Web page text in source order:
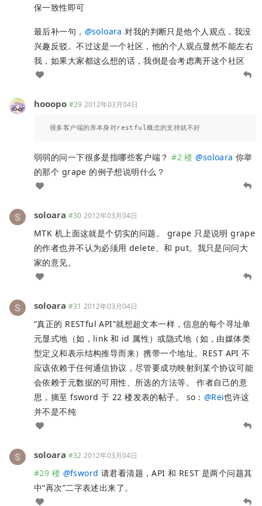
保一致性即可
最后补一句， @soloara 对我的判断只是他个人观点，我没
兴趣反驳。不过这是一个社区，他的个人观点显然不能左右
我，如果大家都这么想的话，我倒是会考虑离开这个社区
hooopo #29 2012年03月04日
弱弱的问一下很多是指哪些客户端？#2 楼 @soloara 你举
的那个 grape 的例子想说明什么？
soloara #30 2012年03月04日
MTK 机上面这就是个切实的问题。 grape 只是说明 grape
的作者也并不认为必须用 delete、和 put。我只是问问大
家的意见。
soloara #31 2012年03月04日
“真正的 RESTful API”就想超文本一样，信息的每个寻址单
元显式地（如，link 和 id 属性）或隐式地（如，由媒体类
型定义和表示结构推导而来）携带一个地址。REST API 不
应该依赖于任何通信协议，尽管要成功映射到某个协议可能
会依赖于元数据的可用性、所选的方法等。 作者自己的意
思，摘至 fsword 于 22 楼发表的帖子。 so： @Rei也许这
并不是不纯
soloara #32 2012年03月04日
#29 楼 @fsword 请君看清题，API 和 REST 是两个问题其
中“再次”二字表述出来了。